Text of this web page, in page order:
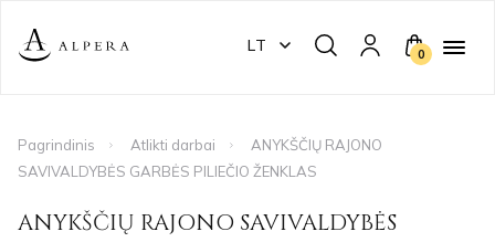
LT 0
Pagrindinis Atlikti darbai
ANYKŠČIŲ RAJONO
SAVIVALDYBĖS GARBĖS PILIEČIO ŽENKLAS
ANYKŠČIŲ RAJONO SAVIVALDYBĖS